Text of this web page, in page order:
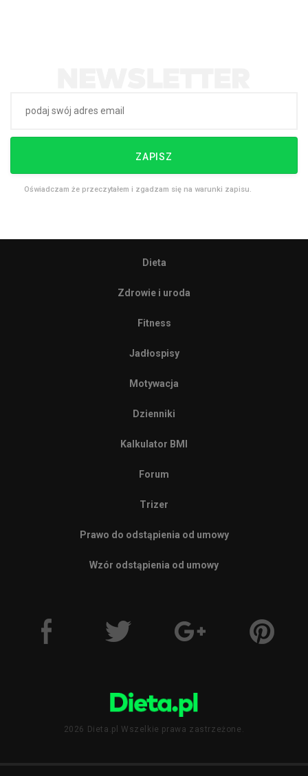
ZAPISZ
Oświadczam że przeczytałem i zgadzam się na warunki zapisu.
Dieta
Zdrowie i uroda
Fitness
Jadłospisy
Motywacja
Dzienniki
Kalkulator BMI
Forum
Trizer
Prawo do odstąpienia od umowy
Wzór odstąpienia od umowy
2026 Dieta.pl Wszelkie prawa zastrzeżone.